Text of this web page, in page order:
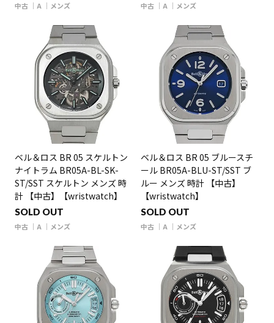
中古 A メンズ 中古 A メンズ
ベル＆ロス BR 05 スケルトン
ナイトラム BR05A-BL-SK-
ST/SST スケルトン メンズ 時
計 【中古】【wristwatch】
SOLD OUT
中古 A メンズ
ベル＆ロス BR 05 ブルースチ
ール BR05A-BLU-ST/SST ブ
ルー メンズ 時計 【中古】
【wristwatch】
SOLD OUT
中古 A メンズ